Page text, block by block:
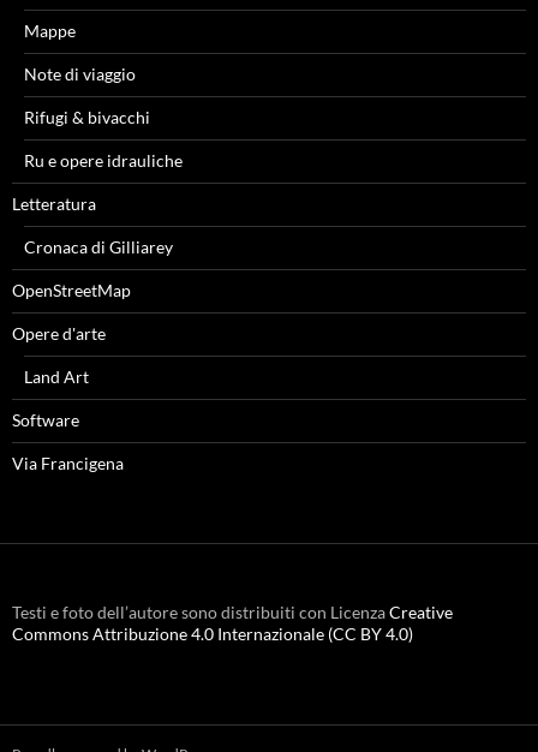
Mappe
Note di viaggio
Rifugi & bivacchi
Ru e opere idrauliche
Letteratura
Cronaca di Gilliarey
OpenStreetMap
Opere d'arte
Land Art
Software
Via Francigena
Testi e foto dell’autore sono distribuiti con LicenzaCreative
Commons Attribuzione 4.0 Internazionale (CC BY 4.0)